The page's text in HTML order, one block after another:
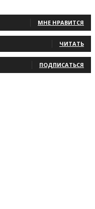
МНЕ НРАВИТСЯ
ЧИТАТЬ
ПОДПИСАТЬСЯ